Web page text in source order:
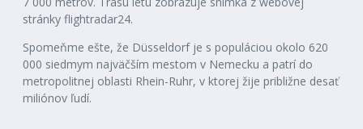
stránky flightradar24.
Spomeňme ešte, že Düsseldorf je s populáciou okolo 620
000 siedmym najväčším mestom v Nemecku a patrí do
metropolitnej oblasti Rhein-Ruhr, v ktorej žije približne desať
miliónov ľudí.